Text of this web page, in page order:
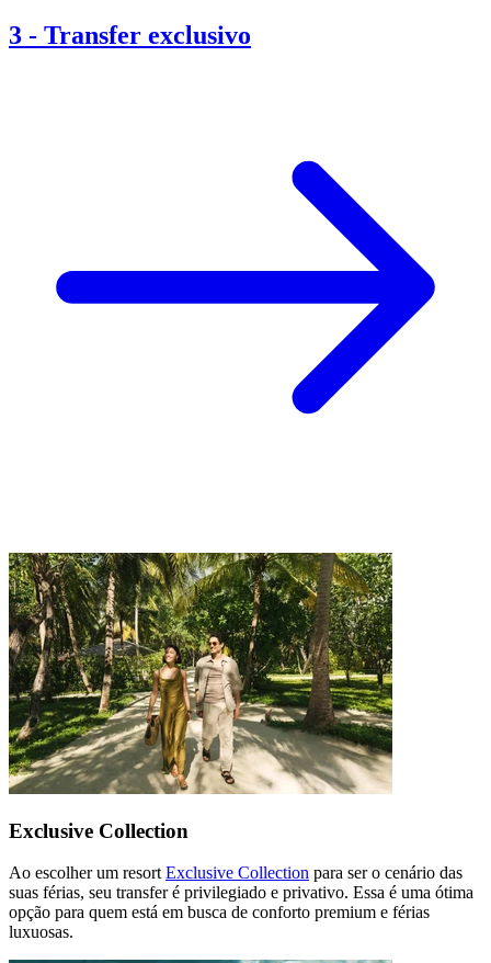
3 - Transfer exclusivo
Exclusive Collection
Ao escolher um resort Exclusive Collection para ser o cenário das
suas férias, seu transfer é privilegiado e privativo. Essa é uma ótima
opção para quem está em busca de conforto premium e férias
luxuosas.